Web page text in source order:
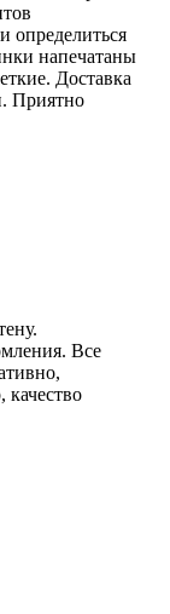
определиться
напечатаны
Доставка
Приятно
Все
качество